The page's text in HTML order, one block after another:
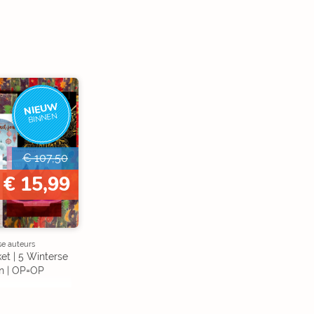
NIEUW
BINNEN
€ 107,50
€ 15,99
auteurs
| 5 Winterse
| OP=OP